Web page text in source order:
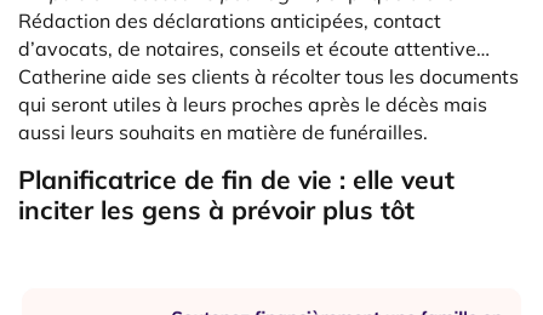
Rédaction des déclarations anticipées, contact
d’avocats, de notaires, conseils et écoute attentive…
Catherine aide ses clients à récolter tous les documents
qui seront utiles à leurs proches après le décès mais
aussi leurs souhaits en matière de funérailles.
Planificatrice de fin de vie : elle veut
inciter les gens à prévoir plus tôt